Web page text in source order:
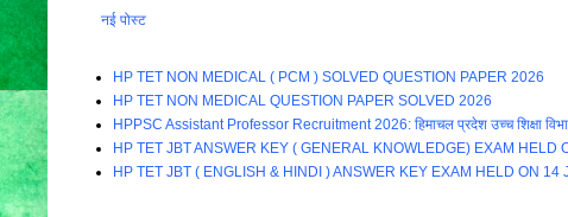
नई पोस्ट
HP TET NON MEDICAL ( PCM ) SOLVED QUESTION PAPER 2026
HP TET NON MEDICAL QUESTION PAPER SOLVED 2026
HPPSC Assistant Professor Recruitment 2026: हिमाचल प्रदेश उच्च शिक्षा
HP TET JBT ANSWER KEY ( GENERAL KNOWLEDGE) EXAM HELD
HP TET JBT ( ENGLISH & HINDI ) ANSWER KEY EXAM HELD ON 14